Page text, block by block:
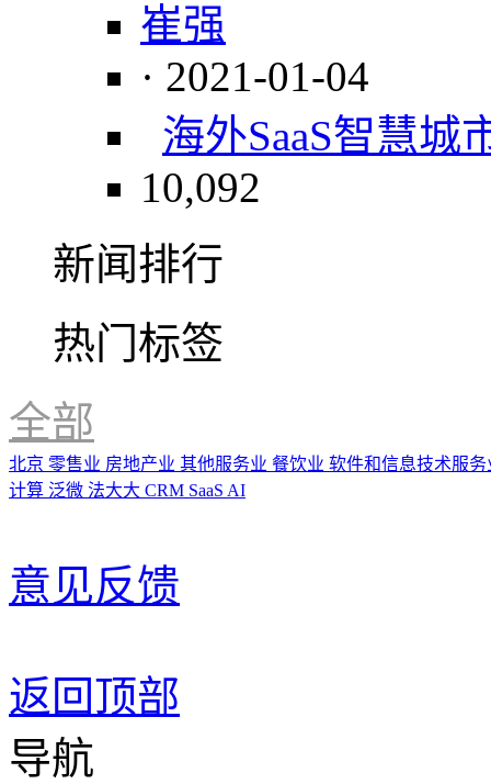
崔强
· 2021-01-04
海外SaaS智慧城
10,092
新闻排行
热门标签
全部
北京 零售业 房地产业 其他服务业 餐饮业 软件和信息技术服
计算 泛微 法大大 CRM SaaS AI
意见反馈
返回顶部
导航